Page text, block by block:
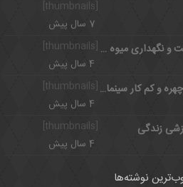
7 سال پیش
[thumbnails] آشنایی با درخت انبه + روش کاشت و نگهداری میوه انبه
4 سال پیش
بیو گرافی شهره قمر بازیگر خوش چهره و کم کار سینمای ایران
4 سال پیش
زندگی
4 سال پیش
نوشته‌ها